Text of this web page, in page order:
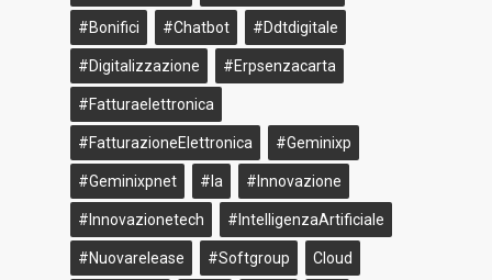
#bonifici #Chatbot #ddtdigitale
#Digitalizzazione #erpsenzacarta
#fatturaelettronica
#FatturazioneElettronica #geminixp
#geminixpnet #ia #innovazione
#innovazionetech #IntelligenzaArtificiale
#nuovarelease #softgroup Cloud